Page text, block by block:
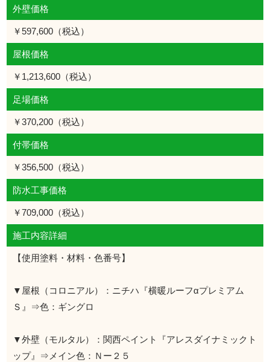
外壁価格
￥597,600（税込）
屋根価格
￥1,213,600（税込）
足場価格
￥370,200（税込）
付帯価格
￥356,500（税込）
防水工事価格
￥709,000（税込）
施工内容詳細
【使用塗料・材料・色番号】
▼屋根（コロニアル）：ニチハ『横暖ルーフαプレミアム
Ｓ』⇒色：ギングロ
▼外壁（モルタル）：関西ペイント『アレスダイナミックト
ップ』⇒メイン色：Ｎー２５